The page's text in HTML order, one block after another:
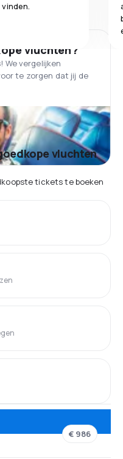
vluchten?
We vergelijken
te zorgen dat jij de
vluchten
tickets te boeken
€ 986